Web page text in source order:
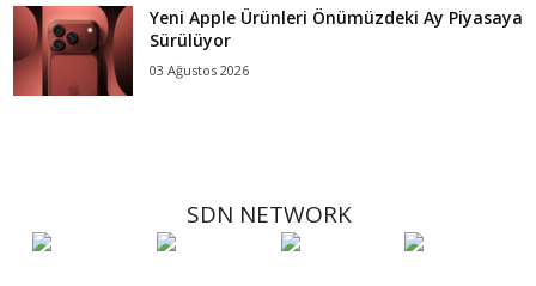
Yeni Apple Ürünleri Önümüzdeki Ay Piyasaya
Sürülüyor
03 Ağustos 2026
SDN NETWORK